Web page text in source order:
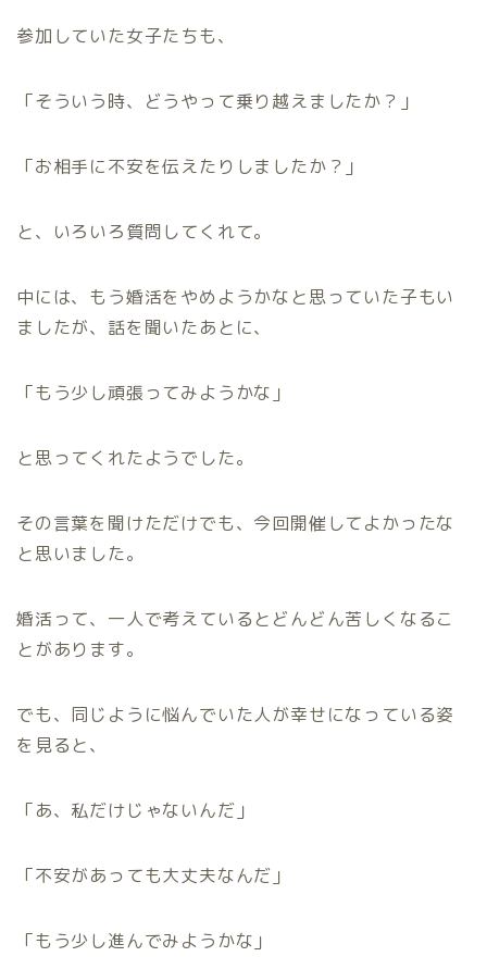
参加していた女子たちも、
「そういう時、どうやって乗り越えましたか？」
「お相手に不安を伝えたりしましたか？」
と、いろいろ質問してくれて。
中には、もう婚活をやめようかなと思っていた子もい
ましたが、話を聞いたあとに、
「もう少し頑張ってみようかな」
と思ってくれたようでした。
その言葉を聞けただけでも、今回開催してよかったな
と思いました。
婚活って、一人で考えているとどんどん苦しくなるこ
とがあります。
でも、同じように悩んでいた人が幸せになっている姿
を見ると、
「あ、私だけじゃないんだ」
「不安があっても大丈夫なんだ」
「もう少し進んでみようかな」